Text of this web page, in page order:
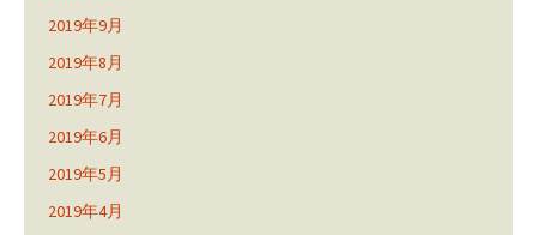
2019年9月
2019年8月
2019年7月
2019年6月
2019年5月
2019年4月